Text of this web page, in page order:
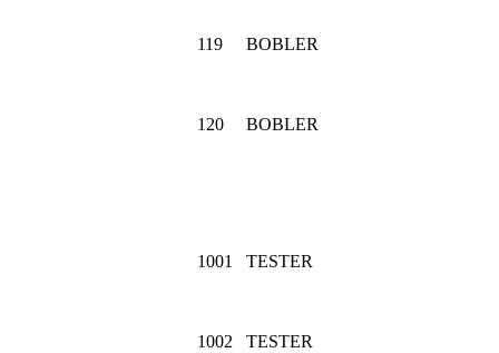
119 BOBLER
120 BOBLER
1001 TESTER
1002 TESTER